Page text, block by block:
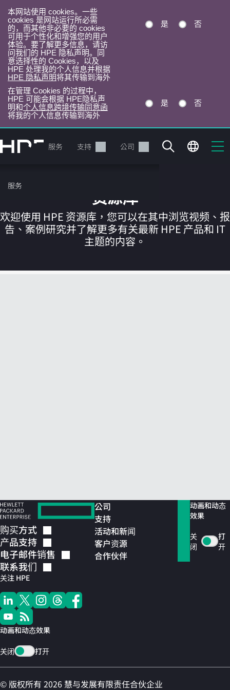
本网站使用 cookies。一些
cookies 是网站运行所必需
的，而其他非必要的 cookies
可用于个性化和增强您的用户
体验。要了解更多信息，请访
问我们的 HPE 隐私声明。同
意选择性的 Cookies，以及
HPE 处理我的个人信息并根据
HPE 隐私声明将其传输到海外
是 否
在管理 Cookies 的过程中，
HPE 可能会根据 HPE隐私声
明和个人信息跨境传输同意函
将我的个人信息传输到海外
是 否
转
到
目
录
产品 服务 支持 公司
服务
您的购物车目前是空的
资源库
欢迎使用 HPE 资源库，您可以在其中浏览视频、报
告、案例研究并了解更多有关最新 HPE 产品和 IT
主题的内容。
购买方式
产品支持
电子邮件销售
联系我们
关注 HPE
动画和动态效果
关闭 打开
公司
支持
活动和新闻
客户资源
合作伙伴
动画和动态
效果
关
闭
打
开
© 版权所有 2026 慧与发展有限责任合伙企业